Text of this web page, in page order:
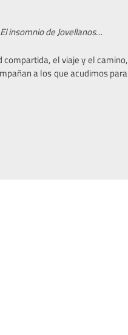
El insomnio de Jovellanos…
el viaje y el camino,
a los que acudimos para